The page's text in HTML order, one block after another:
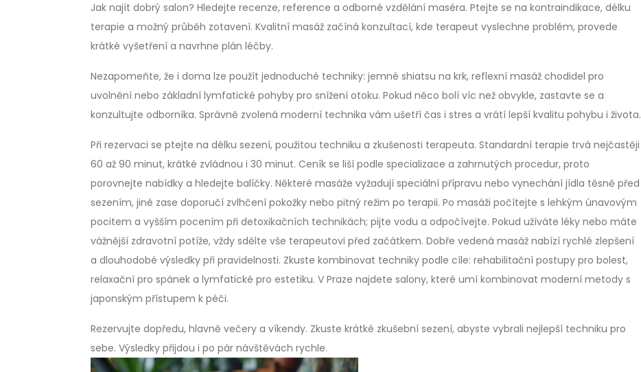
Jak najít dobrý salon? Hledejte recenze, reference a odborné vzdělání maséra. Ptejte se na kontraindikace, délku
terapie a možný průběh zotavení. Kvalitní masáž začíná konzultací, kde terapeut vyslechne problém, provede
krátké vyšetření a navrhne plán léčby.
Nezapomeňte, že i doma lze použít jednoduché techniky: jemné shiatsu na krk, reflexní masáž chodidel pro
uvolnění nebo základní lymfatické pohyby pro snížení otoku. Pokud něco bolí víc než obvykle, zastavte se a
konzultujte odborníka. Správně zvolená moderní technika vám ušetří čas i stres a vrátí lepší kvalitu pohybu i života.
Při rezervaci se ptejte na délku sezení, použitou techniku a zkušenosti terapeuta. Standardní terapie trvá nejčastěji
60 až 90 minut, krátké zvládnou i 30 minut. Ceník se liší podle specializace a zahrnutých procedur, proto
porovnejte nabídky a hledejte balíčky. Některé masáže vyžadují speciální přípravu nebo vynechání jídla těsně před
sezením, jiné zase doporučí zvlhčení pokožky nebo pitný režim po terapii. Po masáži počítejte s lehkým únavovým
pocitem a vyšším pocením při detoxikačních technikách; pijte vodu a odpočívejte. Pokud užíváte léky nebo máte
vážnější zdravotní potíže, vždy sdělte vše terapeutovi před začátkem. Dobře vedená masáž nabízí rychlé zlepšení
a dlouhodobé výsledky při pravidelnosti. Zkuste kombinovat techniky podle cíle: rehabilitační postupy pro bolest,
relaxační pro spánek a lymfatické pro estetiku. V Praze najdete salony, které umí kombinovat moderní metody s
japonským přístupem k péči.
Rezervujte dopředu, hlavně večery a víkendy. Zkuste krátké zkušební sezení, abyste vybrali nejlepší techniku pro
sebe. Výsledky přijdou i po pár návštěvách rychle.